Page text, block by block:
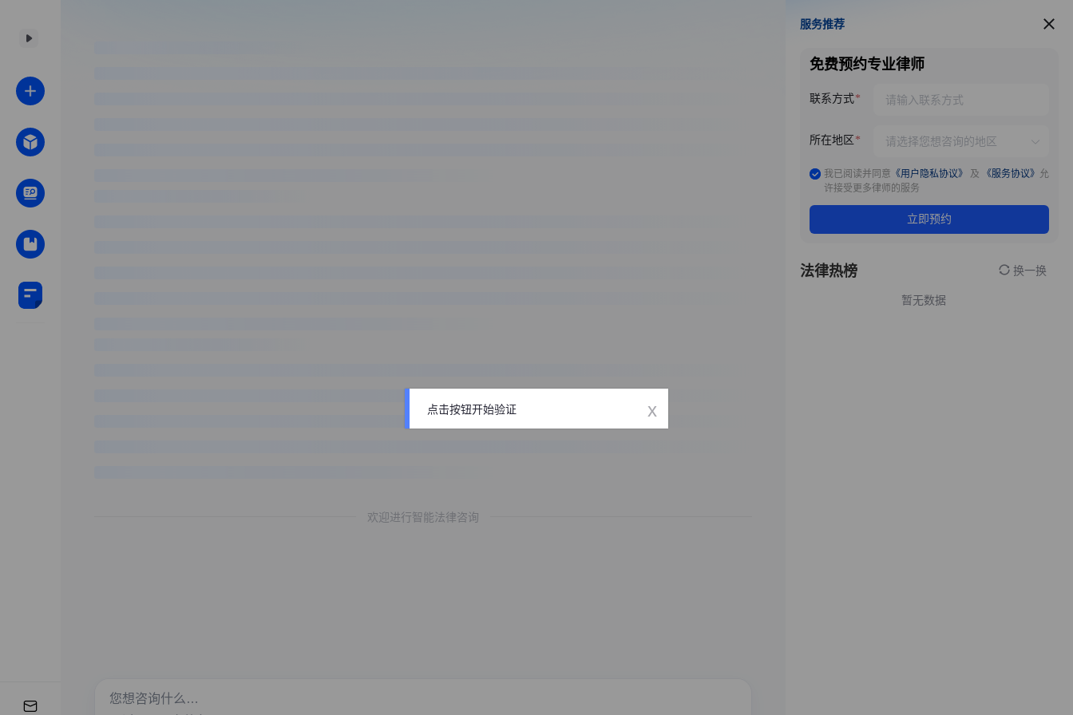
欢迎进行智能法律咨询
服务推荐
服务推荐
免费预约专业律师
联系方式
所在地区
我已阅读并同意 《用户隐私协议》 及 《服务协议》 允
许接受更多律师的服务
立即预约
法律热榜 换一换
暂无数据
点击按钮开始验证 x